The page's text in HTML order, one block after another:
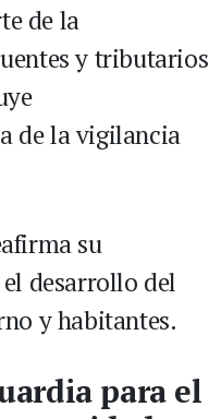
de la
y tributarios
de la vigilancia
su
desarrollo del
y habitantes.
para el